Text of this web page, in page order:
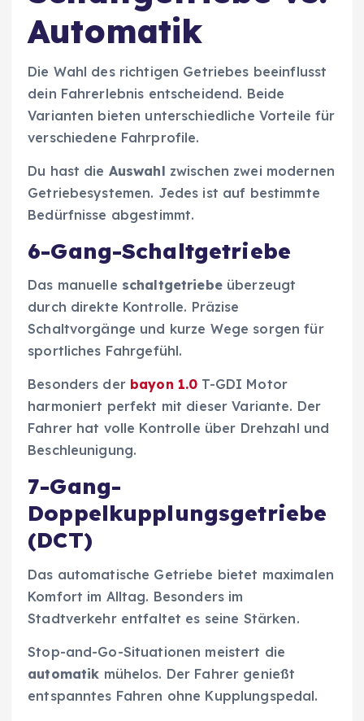
Automatik
Die Wahl des richtigen Getriebes beeinflusst
dein Fahrerlebnis entscheidend. Beide
Varianten bieten unterschiedliche Vorteile für
verschiedene Fahrprofile.
Du hast die Auswahl zwischen zwei modernen
Getriebesystemen. Jedes ist auf bestimmte
Bedürfnisse abgestimmt.
6-Gang-Schaltgetriebe
Das manuelle schaltgetriebeüberzeugt
durch direkte Kontrolle. Präzise
Schaltvorgänge und kurze Wege sorgen für
sportliches Fahrgefühl.
Besonders der bayon 1.0 T-GDI Motor
harmoniert perfekt mit dieser Variante. Der
Fahrer hat volle Kontrolle über Drehzahl und
Beschleunigung.
7-Gang-
Doppelkupplungsgetriebe
(DCT)
Das automatische Getriebe bietet maximalen
Komfort im Alltag. Besonders im
Stadtverkehr entfaltet es seine Stärken.
Stop-and-Go-Situationen meistert die
automatik mühelos. Der Fahrer genießt
entspanntes Fahren ohne Kupplungspedal.